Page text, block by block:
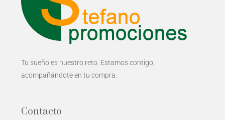
Tu sueño es nuestro reto. Estamos contigo,
acompañándote en tu compra.
Contacto